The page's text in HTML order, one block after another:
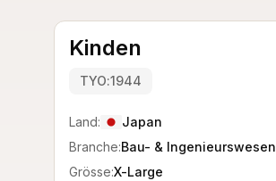
Kinden
TYO:1944
Land:
Japan
Branche:Bau- & Ingenieurswesen
Grösse:X-Large